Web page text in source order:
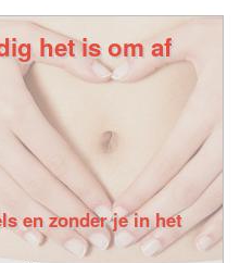
het is om af
en zonder je in het